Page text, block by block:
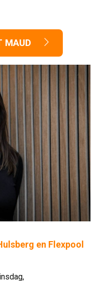
MAUD
en Flexpool